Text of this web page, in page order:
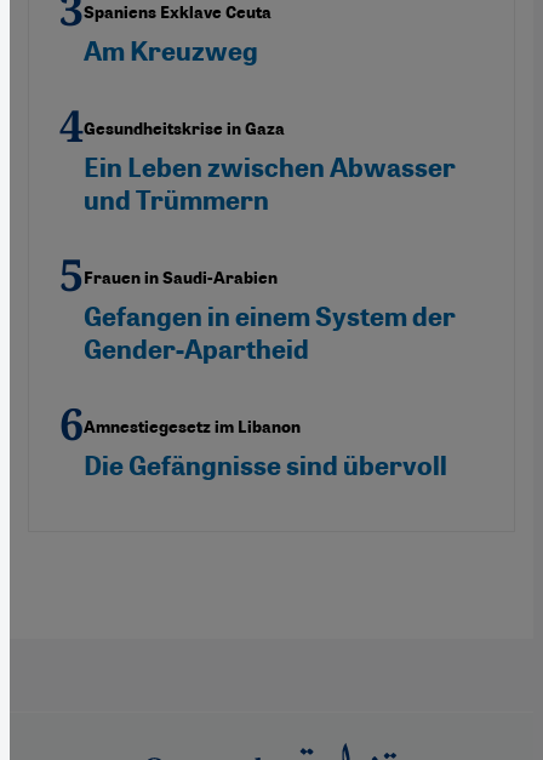
Spaniens Exklave Ceuta
Am Kreuzweg
Gesundheitskrise in Gaza
Ein Leben zwischen Abwasser
und Trümmern
Frauen in Saudi-Arabien
Gefangen in einem System der
Gender-Apartheid
Amnestiegesetz im Libanon
Die Gefängnisse sind übervoll